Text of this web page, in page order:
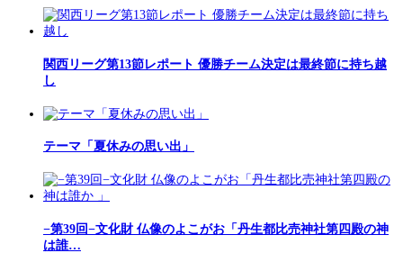
関西リーグ第13節レポート 優勝チーム決定は最終節に持ち越
し
テーマ「夏休みの思い出」
−第39回−文化財 仏像のよこがお「丹生都比売神社第四殿の神
は誰…